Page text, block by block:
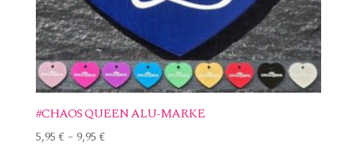
#CHAOS QUEEN ALU-MARKE
5,95€ –9,95€